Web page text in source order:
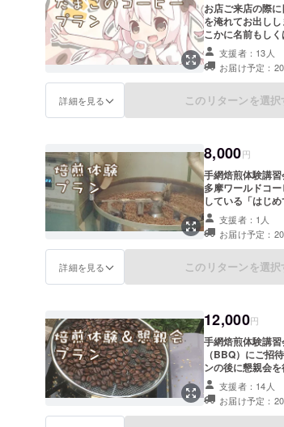
お店ご来店の際
を淹れてお出し
こかに名前もし
入れます。 製作
としてお知らせす
支援者：13人
お届け予定：
詳細を見る このリターンを選択
8,000円
手網焙煎体験講
多摩ワールドコ
している「はじ
ト」を 使って実
いただく講習会を
ドデッキで開催し
と一緒に焙煎体
か？ 開催予定時
支援者：1人
お届け予定：
詳細を見る このリターンを選択
12,000円
手網焙煎体験講
（BBQ）にご招
ンの後に懇親会
懇親会まで楽しん
い。支援者：14人
お届け予定：